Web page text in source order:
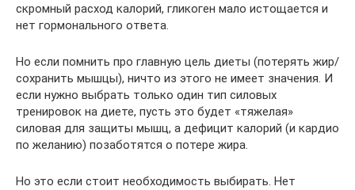
скромный расход калорий, гликоген мало истощается и
нет гормонального ответа.
Но если помнить про главную цель диеты (потерять жир/
сохранить мышцы), ничто из этого не имеет значения. И
если нужно выбрать только один тип силовых
тренировок на диете, пусть это будет «тяжелая»
силовая для защиты мышц, а дефицит калорий (и кардио
по желанию) позаботятся о потере жира.
Но это если стоит необходимость выбирать. Нет